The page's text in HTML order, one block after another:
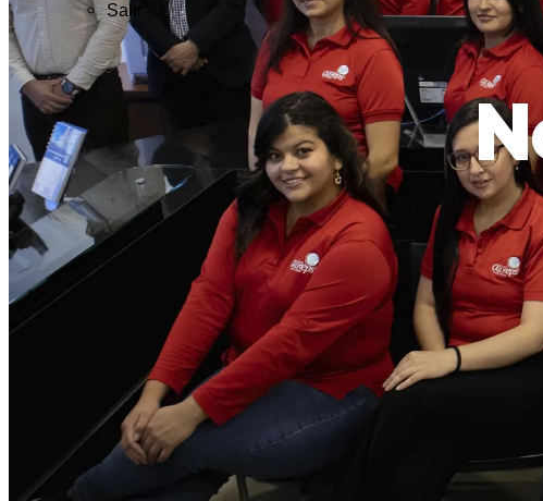
Salir